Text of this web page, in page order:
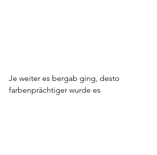
Je weiter es bergab ging, desto
farbenprächtiger wurde es